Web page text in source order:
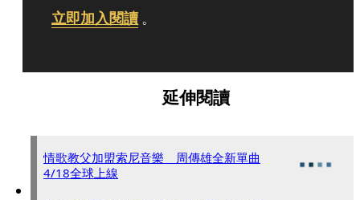
立即加入閱讀 。
延伸閱讀
情歌教父加盟索尼音樂 周傳雄全新單曲
4/18全球上線